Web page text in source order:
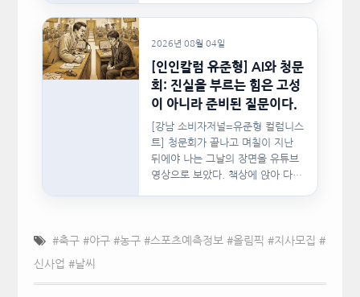
2026년 08월 04일
[인인칼럼 유준형] AI와 청문
회: 진실을 부르는 힘은 고성
이 아니라 준비된 질문이다.
[강남 소비자저널=유준형 컬럼니스
트] 청문회가 끝나고 며칠이 지난
뒤에야 나는 그날의 장면을 유튜브
영상으로 보았다. 책상에 앉아 다른
#축구 #야구 #농구 #스포츠예측정보 #올림픽 #지사모집 #
신사업 #날씨